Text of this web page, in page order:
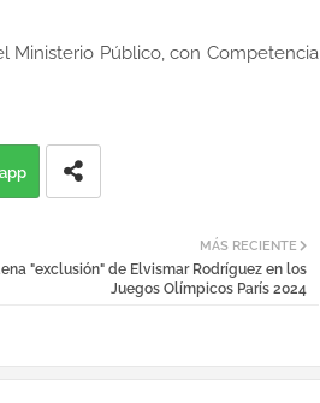
Ministerio Público, con Competencia
MÁS RECIENTE
"exclusión" de Elvismar Rodríguez en los
Juegos Olímpicos París 2024